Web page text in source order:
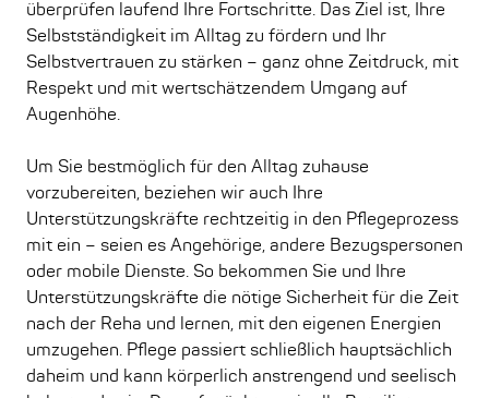
überprüfen laufend Ihre Fortschritte. Das Ziel ist, Ihre
Selbstständigkeit im Alltag zu fördern und Ihr
Selbstvertrauen zu stärken – ganz ohne Zeitdruck, mit
Respekt und mit wertschätzendem Umgang auf
Augenhöhe.
Um Sie bestmöglich für den Alltag zuhause
vorzubereiten, beziehen wir auch Ihre
Unterstützungskräfte rechtzeitig in den Pflegeprozess
mit ein – seien es Angehörige, andere Bezugspersonen
oder mobile Dienste. So bekommen Sie und Ihre
Unterstützungskräfte die nötige Sicherheit für die Zeit
nach der Reha und lernen, mit den eigenen Energien
umzugehen. Pflege passiert schließlich hauptsächlich
daheim und kann körperlich anstrengend und seelisch